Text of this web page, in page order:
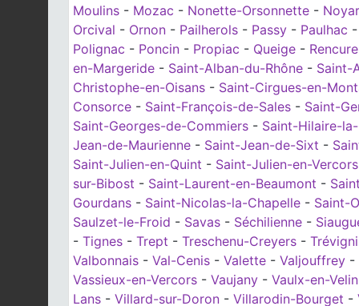
Moulins - Mozac - Nonette-Orsonnette -
Orcival - Ornon - Pailherols - Passy - Paulhac
Polignac - Poncin - Propiac - Queige -
en-Margeride - Saint-Alban-du-Rhône - Saint-
Christophe-en-Oisans - Saint-Cirgues-en-
Consorce - Saint-François-de-Sales - Saint-
Saint-Georges-de-Commiers - Saint-Hilaire-
Jean-de-Maurienne - Saint-Jean-de-Sixt -
Saint-Julien-en-Quint - Saint-Julien-en-Vercors
sur-Bibost - Saint-Laurent-en-Beaumont -
Gourdans - Saint-Nicolas-la-Chapelle - Saint-
Saulzet-le-Froid - Savas - Séchilienne -
- Tignes - Trept - Treschenu-Creyers -
Valbonnais - Val-Cenis - Valette - Valjouffrey -
Vassieux-en-Vercors - Vaujany - Vaulx-en-Velin
Lans - Villard-sur-Doron - Villarodin-Bourget -